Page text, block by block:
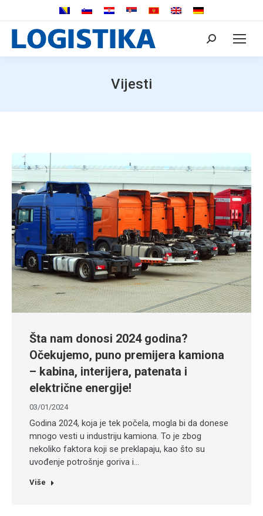
Search:
Vijesti
Šta nam donosi 2024 godina?
Očekujemo, puno premijera kamiona
– kabina, interijera, patenata i
električne energije!
03/01/2024
Godina 2024, koja je tek počela, mogla bi da donese
mnogo vesti u industriju kamiona. To je zbog
nekoliko faktora koji se preklapaju, kao što su
uvođenje potrošnje goriva i…
Više